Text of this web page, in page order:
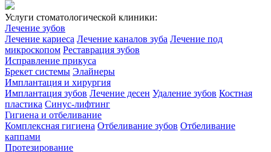
Услуги стоматологической клиники:
Лечение зубов
Лечение кариеса Лечение каналов зуба Лечение под
микроскопом Реставрация зубов
Исправление прикуса
Брекет системы Элайнеры
Имплантация и хирургия
Имплантация зубов Лечение десен Удаление зубов Костная
пластика Синус-лифтинг
Гигиена и отбеливание
Комплексная гигиена Отбеливание зубов Отбеливание
каппами
Протезирование